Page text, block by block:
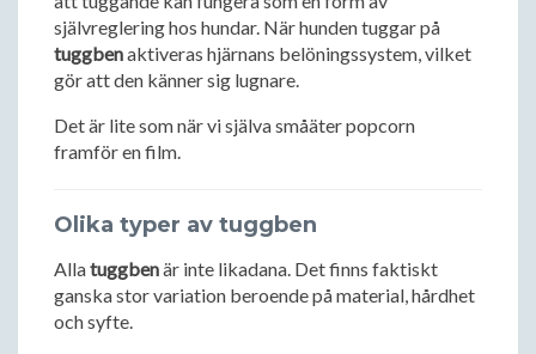
självreglering hos hundar. När hunden tuggar på
tuggbenaktiveras hjärnans belöningssystem, vilket
gör att den känner sig lugnare.
Det är lite som när vi själva småäter popcorn
framför en film.
Olika typer av tuggben
Allatuggbenär inte likadana. Det finns faktiskt
ganska stor variation beroende på material, hårdhet
och syfte.